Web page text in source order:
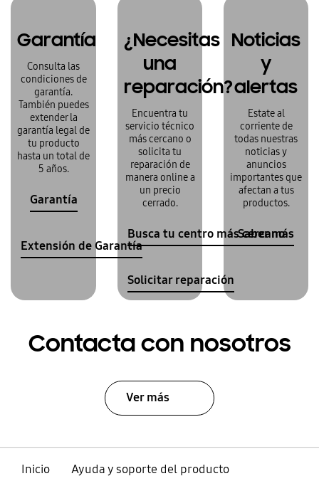
Garantía
Consulta las
condiciones de
garantía.
También puedes
extender la
garantía legal de
tu producto
hasta un total de
5 años.
Garantía
Extensión de Garantía
¿Necesitas
una
reparación?
Encuentra tu
servicio técnico
más cercano o
solicita tu
reparación de
manera online a
un precio
cerrado.
Busca tu centro más cercano
Solicitar reparación
Noticias
y
alertas
Estate al
corriente de
todas nuestras
noticias y
anuncios
importantes que
afectan a tus
productos.
Saber más
Contacta con nosotros
Ver más
Inicio
Ayuda y soporte del producto